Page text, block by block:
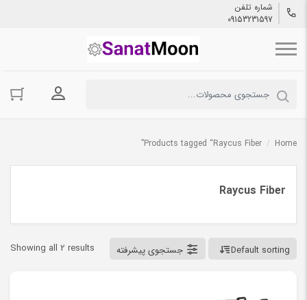
شماره تلفن
09153231597
ورود به
Home
/
Products tagged “Raycus Fiber”
Raycus Fiber
Showing all 2 results Default sorting جستجوی پیشرفته